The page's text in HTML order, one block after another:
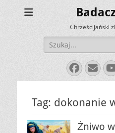
Chrześcijański
Szukaj:
E-
Tag: dokonanie
Żniwo